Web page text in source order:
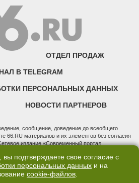
ОТДЕЛ ПРОДАЖ
В TELEGRAM
ПЕРСОНАЛЬНЫХ ДАННЫХ
НОВОСТИ ПАРТНЕРОВ
сообщение, доведение до всеобщего
66.RU материалов и их элементов без согласия
издание «Современный портал
технологий и массовых коммуникаций
номер ЭЛ № ФС 77 - 76634 от 02.09.2019
ответственностью "66.ру". Юридический
вы подтверждаете свое согласие с
персональных данных и на
cookie-файлов.